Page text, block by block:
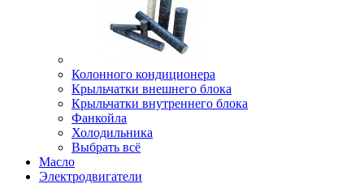
Колонного кондиционера
Крыльчатки внешнего блока
Крыльчатки внутреннего блока
Фанкойла
Холодильника
Выбрать всё
Масло
Электродвигатели